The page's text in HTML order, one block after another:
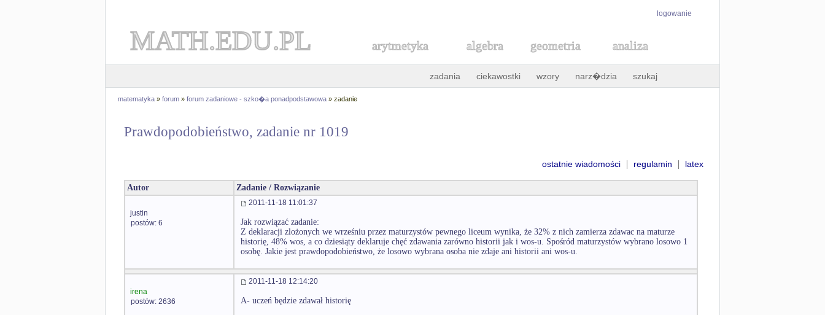
logowanie
MATH.EDU.PL arytmetyka algebra geometria analiza
zadania ciekawostki wzory narz�dzia szukaj
matematyka » forum » forum zadaniowe - szko�a ponadpodstawowa » zadanie
Prawdopodobieństwo, zadanie nr 1019
ostatnie wiadomości | regulamin | latex
Autor Zadanie / Rozwiązanie
justin
postów: 6
2011-11-18 11:01:37
Jak rozwiązać zadanie:
Z deklaracji zlożonych we wrześniu przez maturzystów pewnego liceum wynika, że 32% z nich zamierza zdawac na maturze
historię, 48% wos, a co dziesiąty deklaruje chęć zdawania zarówno historii jak i wos-u. Spośród maturzystów wybrano losowo 1
osobę. Jakie jest prawdopodobieństwo, że losowo wybrana osoba nie zdaje ani historii ani wos-u.
irena
postów: 2636
2011-11-18 12:14:20
A- uczeń będzie zdawał historię